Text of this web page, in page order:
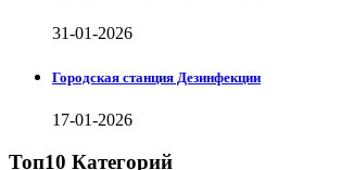
31-01-2026
Городская станция Дезинфекции
17-01-2026
Топ10 Категорий